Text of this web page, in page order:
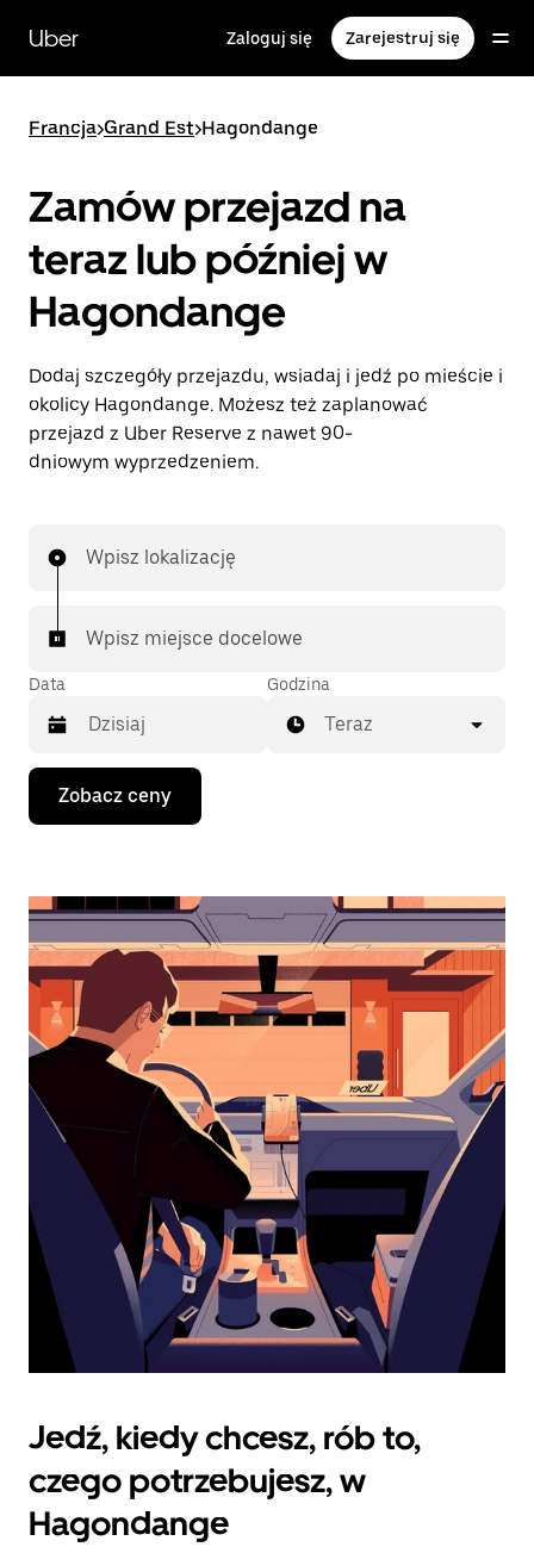
głównej
zawartości
Uber Zaloguj się Zarejestruj się
Francja>Grand Est>Hagondange
Zamów przejazd na
teraz lub później w
Hagondange
Dodaj szczegóły przejazdu, wsiadaj i jedź po mieście i
okolicy Hagondange. Możesz też zaplanować
przejazd z Uber Reserve z nawet 90-
dniowym wyprzedzeniem.
Wpisz lokalizację
Wpisz miejsce docelowe
Data
Naciśnij
klawisz
strzałki
do
i wybrać
datę.
Naciśnij
klawisz
„Escape”,
aby
zamknąć
kalendarz.
Godzina
Teraz
Zobacz ceny
Jedź, kiedy chcesz, rób to,
czego potrzebujesz, w
Hagondange